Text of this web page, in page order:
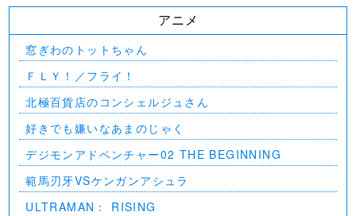
アニメ
窓ぎわのトットちゃん
ＦＬＹ！／フライ！
北極百貨店のコンシェルジュさん
好きでも嫌いなあまのじゃく
デジモンアドベンチャー02 THE BEGINNING
範馬刃牙VSケンガンアシュラ
ULTRAMAN： RISING